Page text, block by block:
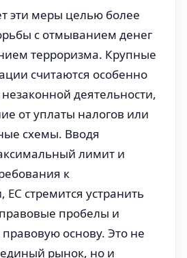
эти меры целью более
с отмыванием денег
терроризма. Крупные
считаются особенно
деятельности,
от уплаты налогов или
схемы. Вводя
лимит и
к
стремится устранить
пробелы и
основу. Это не
рынок, но и